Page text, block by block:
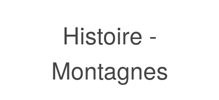
Histoire -
Montagnes